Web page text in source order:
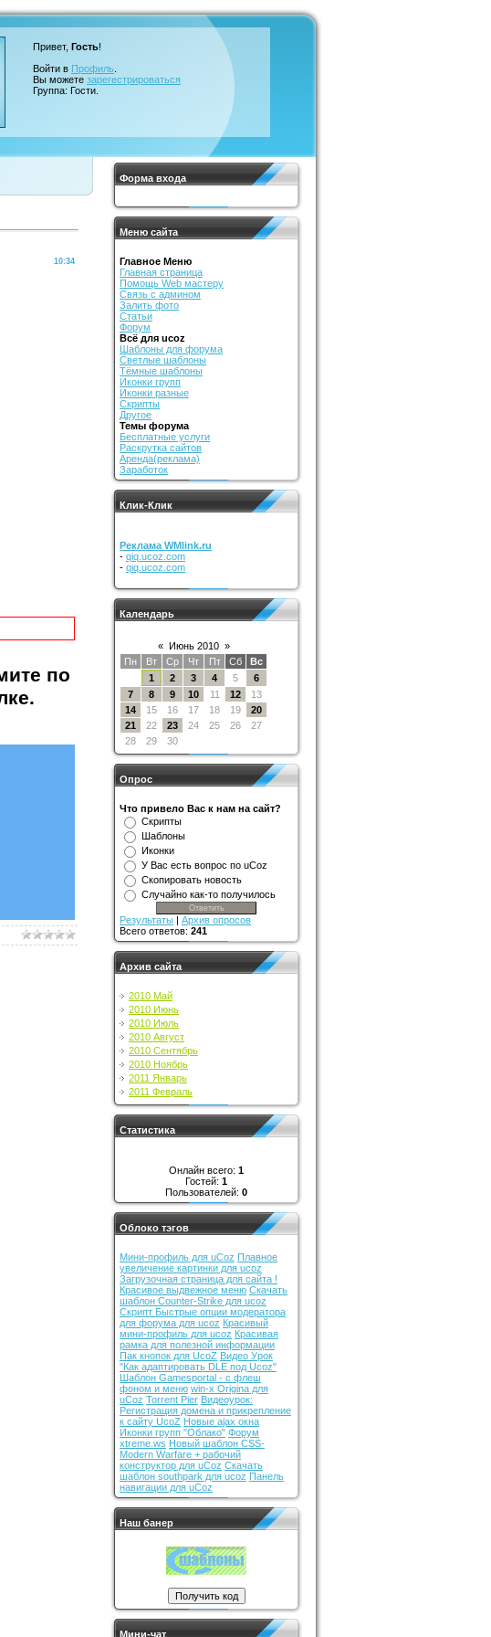
Привет, Гость!
Войти в Профиль
Вы можете зарегестрироваться
Группа: Гости.
Форма входа
Меню сайта
Главное Меню
Главная страница
Помощь Web мастеру
Связь с админом
Залить фото
Статьи
Форум
Всё для ucoz
Шаблоны для форума
Светлые шаблоны
Тёмные шаблоны
Иконки групп
Иконки разные
Скрипты
Другое
Темы форума
Бесплатные услуги
Раскрутка сайтов
Аренда(реклама)
Заработок
Клик-Клик
Реклама WMlink.ru
- qiq.ucoz.com
- qiq.ucoz.com
Календарь
« Июнь 2010 »
Пн
Вт Ср Чт Пт Сб
Вс
1
2 3 4 5
6
7
8 9 10 11 12
13
14
15 16 17 18 19
20
21
22 23 24 25 26
27
28
29 30
Опрос
Что привело Вас к нам на сайт?
Скрипты
Шаблоны
Иконки
У Вас есть вопрос по uCoz
Скопировать новость
Случайно как-то получилось
Результаты | Архив опросов
Всего ответов: 241
Архив сайта
2010 Май
2010 Июнь
2010 Июль
2010 Август
2010 Сентябрь
2010 Ноябрь
2011 Январь
2011 Февраль
Статистика
Онлайн всего: 1
Гостей: 1
Пользователей: 0
Облоко тэгов
Мини-профиль для uCoz Плавное
увеличение картинки для ucoz
Загрузочная страница для сайта !
Красивое выдвежное меню Cкачать
шаблон Counter-Strike для ucoz
Скрипт Быстрые опции модератора
для форума для ucoz Красивый
мини-профиль для ucoz Красивая
рамка для полезной информации
Пак кнопок для UcoZ Видео Урок
"Как адаптировать DLE под Ucoz"
Шаблон Gamesportal - с флеш
фоном и меню win-x Origina для
uCoz Torrent Pier Видеоурок:
Регистрация домена и прикрепление
к сайту UcoZ Новые ajax окна
Иконки групп "Облако" Форум
xtreme.ws Новый шаблон CSS-
Modern Warfare + рабочий
конструктор для uCoz Скачать
шаблон southpark для ucoz Панель
навигации для uCoz
Наш банер
Мини-чат
10:34
по